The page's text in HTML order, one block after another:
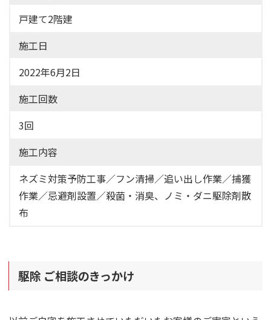
戸建て2階建
施工日
2022年6月2日
施工回数
3回
施工内容
ネズミ対策予防工事／フン清掃／追い出し作業／捕獲
作業／忌避剤設置／殺菌・消臭、ノミ・ダニ駆除剤散
布
駆除 ご相談のきっかけ